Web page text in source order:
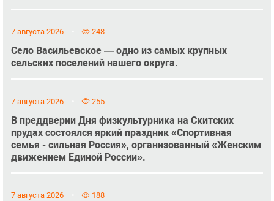
7 августа 2026 248
Село Васильевское — одно из самых крупных
сельских поселений нашего округа.
7 августа 2026 255
В преддверии Дня физкультурника на Скитских
прудах состоялся яркий праздник «Спортивная
семья - сильная Россия», организованный «Женским
движением Единой России».
7 августа 2026 188